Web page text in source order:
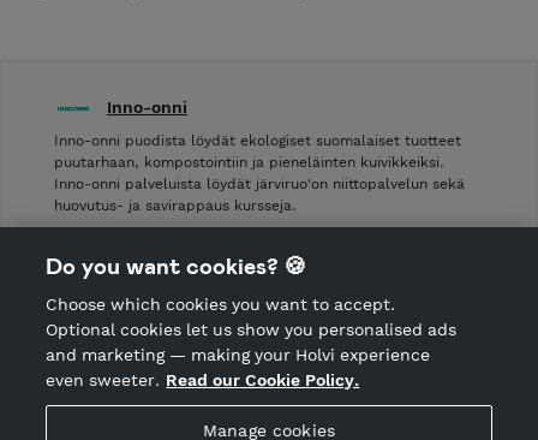
Hosted by Holvi
Inno-onni
Inno-onni puodista löydät ekologiset suomalaiset tuotteet
puutarhaan, kompostointiin ja pieneläinten kuivikkeiksi.
Inno-onni palveluista löydät järviruo'on niittopalvelun sekä
huovutus- ja savirappaus kursseja.
Shop privacy policy
CANCEL ORDER
Do you want cookies? 🍪
Choose which cookies you want to accept.
Optional cookies let us show you personalised ads
and marketing — making your Holvi experience
even sweeter. Read our Cookie Policy.
Manage cookies